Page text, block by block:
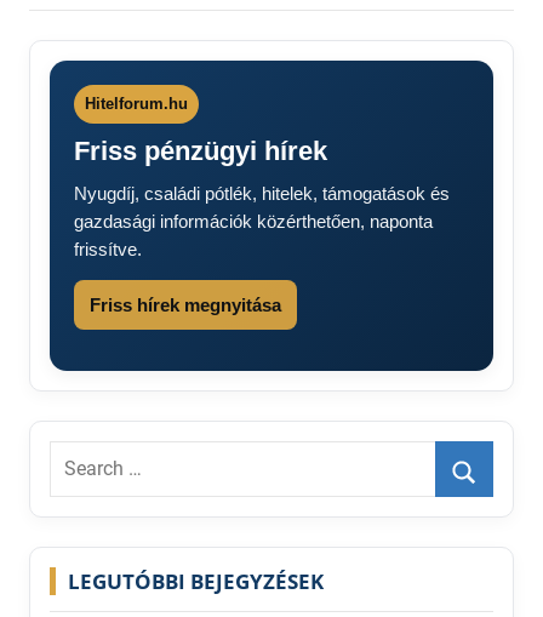
Hitelforum.hu
Friss pénzügyi hírek
Nyugdíj, családi pótlék, hitelek, támogatások és
gazdasági információk közérthetően, naponta
frissítve.
Friss hírek megnyitása
Search
Search
LEGUTÓBBI BEJEGYZÉSEK